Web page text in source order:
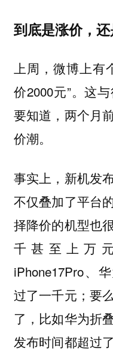
到底是涨价，
上周，微博上有
价2000元”。这
要知道，两个月
价潮。
事实上，新机发
不仅叠加了平台
择降价的机型也
千甚至上万
iPhone17Pro、
过了一千元；要
了，比如华为折
发布时间都超过